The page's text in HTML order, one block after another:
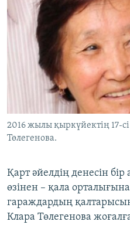
2016 жылы қыркүйектің 17-
Төлегенова.
Қарт әйелдің денесін
өзінен – қала
гараждардың
Клара Төлегенова